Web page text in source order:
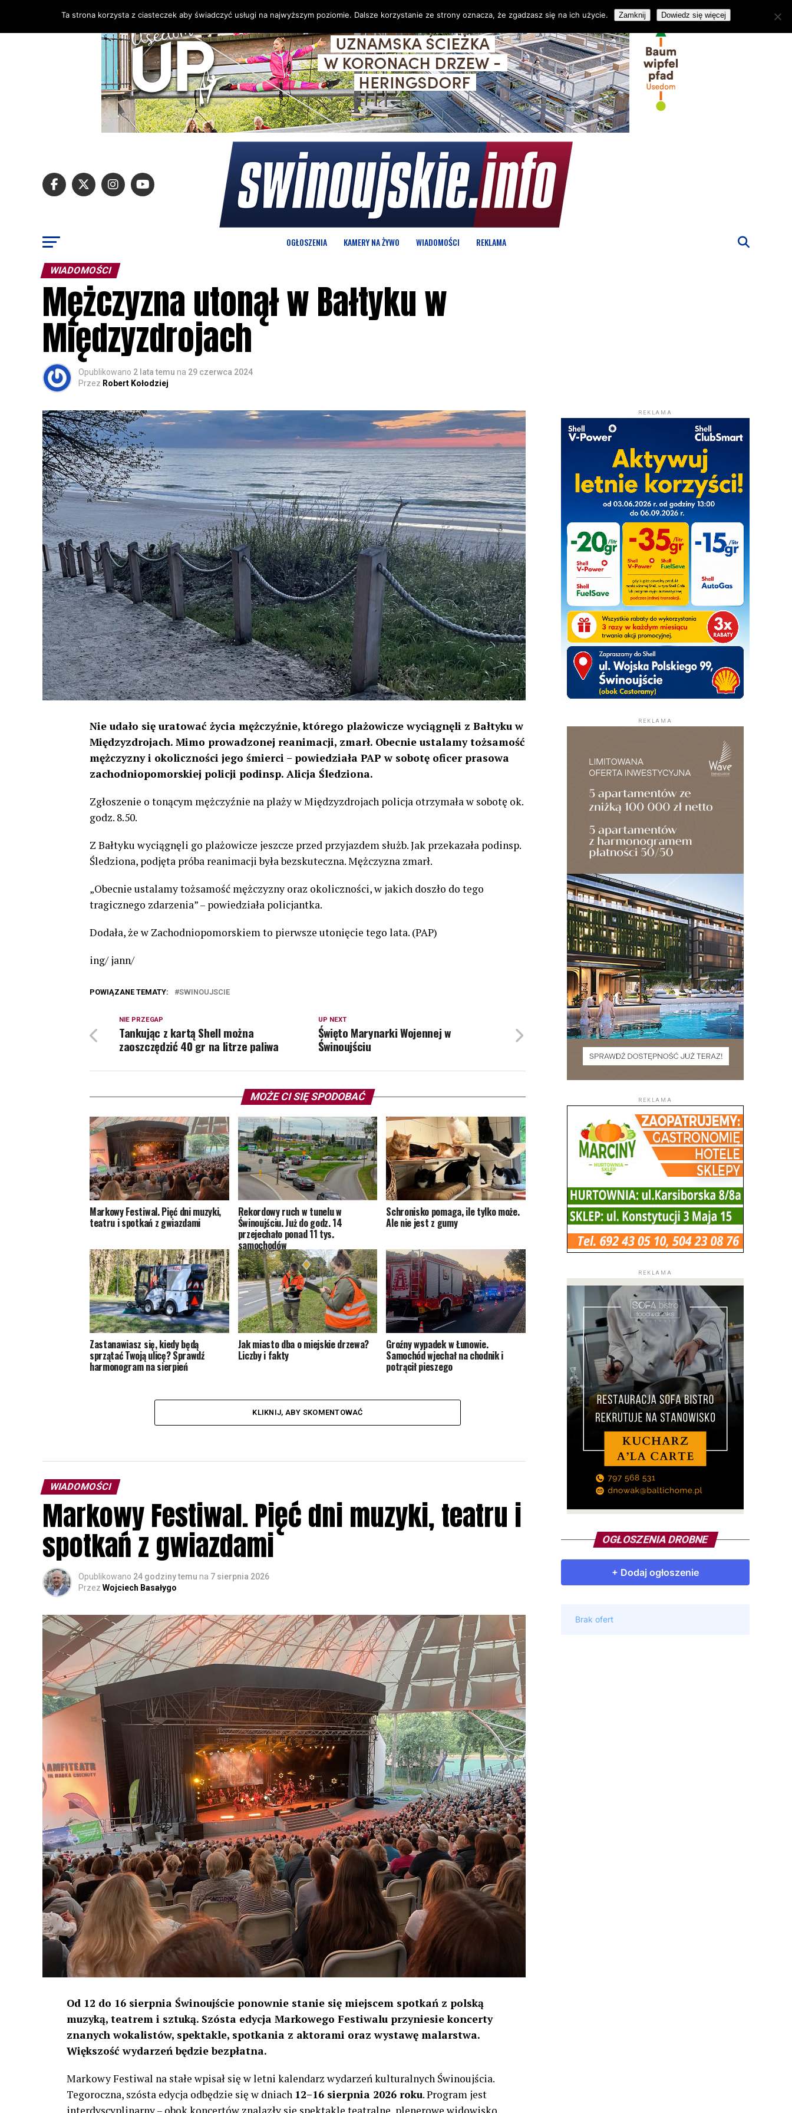
OGŁOSZENIA KAMERY NA ŻYWO WIADOMOŚCI REKLAMA
WIADOMOŚCI
Mężczyzna utonął w Bałtyku w
Międzyzdrojach
Opublikowano 2 lata temu na 29 czerwca 2024
Przez Robert Kołodziej
Nie udało się uratować życia mężczyźnie, którego plażowicze wyciągnęli z Bałtyku w
Międzyzdrojach. Mimo prowadzonej reanimacji, zmarł. Obecnie ustalamy tożsamość
mężczyzny i okoliczności jego śmierci – powiedziała PAP w sobotę oficer prasowa
zachodniopomorskiej policji podinsp. Alicja Śledziona.
Zgłoszenie o tonącym mężczyźnie na plaży w Międzyzdrojach policja otrzymała w sobotę ok.
godz. 8.50.
Z Bałtyku wyciągnęli go plażowicze jeszcze przed przyjazdem służb. Jak przekazała podinsp.
Śledziona, podjęta próba reanimacji była bezskuteczna. Mężczyzna zmarł.
„Obecnie ustalamy tożsamość mężczyzny oraz okoliczności, w jakich doszło do tego
tragicznego zdarzenia” – powiedziała policjantka.
Dodała, że w Zachodniopomorskiem to pierwsze utonięcie tego lata. (PAP)
ing/ jann/
POWIĄZANE TEMATY: SWINOUJSCIE
UP NEXT
Święto Marynarki Wojennej w
Świnoujściu
NIE PRZEGAP
Tankując z kartą Shell można
zaoszczędzić 40 gr na litrze paliwa
MOŻE CI SIĘ SPODOBAĆ
Markowy Festiwal. Pięć dni muzyki,
teatru i spotkań z gwiazdami
Rekordowy ruch w tunelu w
Świnoujściu. Już do godz. 14
przejechało ponad 11 tys.
samochodów
Schronisko pomaga, ile tylko może.
Ale nie jest z gumy
Zastanawiasz się, kiedy będą
sprzątać Twoją ulicę? Sprawdź
harmonogram na sierpień
Jak miasto dba o miejskie drzewa?
Liczby i fakty
Groźny wypadek w Łunowie.
Samochód wjechał na chodnik i
potrącił pieszego
KLIKNIJ, ABY SKOMENTOWAĆ
WIADOMOŚCI
Markowy Festiwal. Pięć dni muzyki, teatru i
spotkań z gwiazdami
Opublikowano 24 godziny temu na 7 sierpnia 2026
Przez Wojciech Basałygo
Od 12 do 16 sierpnia Świnoujście ponownie stanie się miejscem spotkań z polską
muzyką, teatrem i sztuką. Szósta edycja Markowego Festiwalu przyniesie koncerty
znanych wokalistów, spektakle, spotkania z aktorami oraz wystawę malarstwa.
Większość wydarzeń będzie bezpłatna.
Markowy Festiwal na stałe wpisał się w letni kalendarz wydarzeń kulturalnych Świnoujścia.
Tegoroczna, szósta edycja odbędzie się w dniach 12–16 sierpnia 2026 roku. Program jest
REKLAMA
REKLAMA
REKLAMA
REKLAMA
OGŁOSZENIA DROBNE
Ta strona korzysta z ciasteczek aby świadczyć usługi na najwyższym poziomie. Dalsze korzystanie ze strony oznacza, że zgadzasz się na ich użycie. Zamknij Dowiedz się więcej